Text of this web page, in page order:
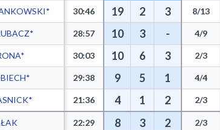
Box Score - Player Statistics including Points,
30:46 19 2 3 8/13
28:57 10 3 - 4/9
30:03 10 6 3 2/3
29:38 9 5 1 4/4
21:36 4 1 2 2/3
22:29 8 3 2 2/3